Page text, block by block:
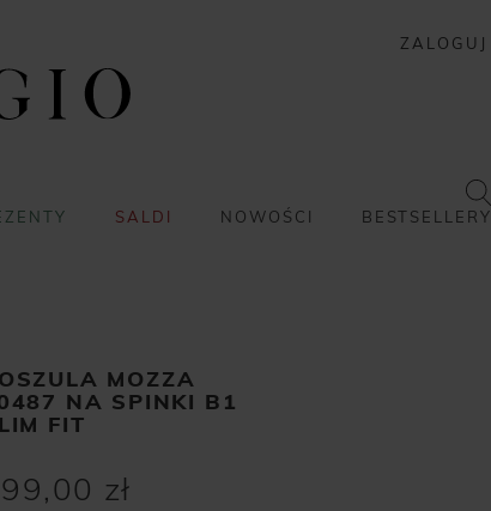
ZALOGUJ
SALDI NOWOŚCI BESTSELLERY
MOZZA
NA SPINKI B1
FIT
zł